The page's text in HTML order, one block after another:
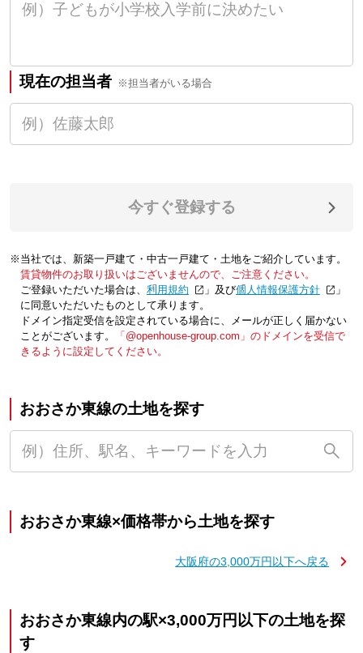
現在の担当者 ※担当者がいる場合
今すぐ登録する
※当社では、新築一戸建て・中古一戸建て・土地をご紹介しています。
賃貸物件のお取り扱いはございませんので、ご注意ください。
ご登録いただいた場合は、「利用規約 」及び「個人情報保護方針
」
に同意いただいたものとして承ります。
ドメイン指定受信を設定されている場合に、メールが正しく届かない
ことがございます。
「@openhouse-group.com」のドメインを受信で
きるように設定してください。
おおさか東線の土地を探す
おおさか東線×価格帯から土地を探す
大阪府の3,000万円以下へ戻る
おおさか東線内の駅×3,000万円以下の土地を探
す